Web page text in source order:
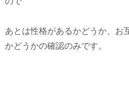
あとは性格があるかどうか、お
かどうかの確認のみです。